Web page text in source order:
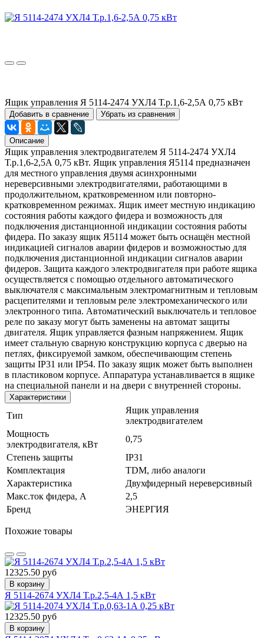
Ящик управления Я 5114-2474 УХЛ4 Т.р.1,6-2,5А 0,75 кВт
Добавить в сравнение Убрать из сравнения
Описание
Ящик управления электродвигателем Я 5114-2474 УХЛ4
Т.р.1,6-2,5А 0,75 кВт. Ящик управления Я5114 предназначен
для местного управления двумя асинхронными
нереверсивными электродвигателями, работающими в
продолжительном, кратковременном или повторно-
кратковременном режимах. Ящик имеет местную индикацию
состояния работы каждого фидера и возможность для
подключения дистанционной индикации состояния работы
фидера. По заказу ящик Я5114 может быть оснащён местной
индикацией сигналов аварии фидеров и возможностью для
подключения дистанционной индикации сигналов аварии
фидеров. Защита каждого электродвигателя при работе ящика
осуществляется с помощью отдельного автоматического
выключателя с максимальным электромагнитным и тепловым
расцепителями и тепловым реле электромеханического или
электронного типа. Автоматический выключатель и тепловое
реле по заказу могут быть заменены на автомат защиты
двигателя. Ящик управляется фазным напряжением. Ящик
имеет стальную сварную конструкцию корпуса с дверью на
петлях, фиксируемой замком, обеспечивающим степень
защиты IР31 или IP54. По заказу ящик может быть выполнен
в пластиковом корпусе. Аппаратура устанавливается в ящике
на специальной панели и на двери с внутренней стороны.
Характеристики
Тип
Ящик управления
электродвигателем
Мощность
электродвигателя, кВт
0,75
Степень защиты
IP31
Комплектация
TDM, либо аналоги
Характеристика
Двухфидерный нереверсивный
Макс.ток фидера, А
2,5
Бренд
ЭНЕРГИЯ
Похожие товары
12325.50 руб
В корзину
Я 5114-2674 УХЛ4 Т.р.2,5-4А 1,5 кВт
12325.50 руб
В корзину